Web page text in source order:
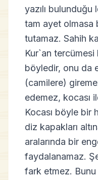
yazılı
tam ayet olmasa
tutamaz. Sahih
Kur`an tercümesi
böyledir, onu da
(camilere)
edemez, kocası
Kocası böyle bir
diz kapakları
aralarında bir
faydalanamaz.
fark etmez. Bunu